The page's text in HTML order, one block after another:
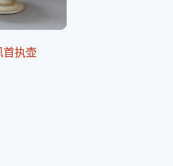
首执壶